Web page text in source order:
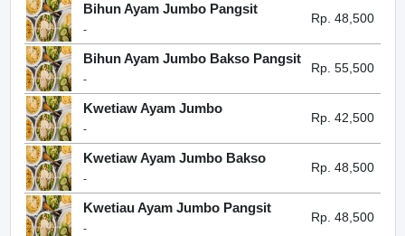
Bihun Ayam Jumbo Pangsit
-
Rp. 48,500
Bihun Ayam Jumbo Bakso Pangsit
-
Rp. 55,500
Kwetiaw Ayam Jumbo
-
Rp. 42,500
Kwetiaw Ayam Jumbo Bakso
-
Rp. 48,500
Kwetiau Ayam Jumbo Pangsit
-
Rp. 48,500